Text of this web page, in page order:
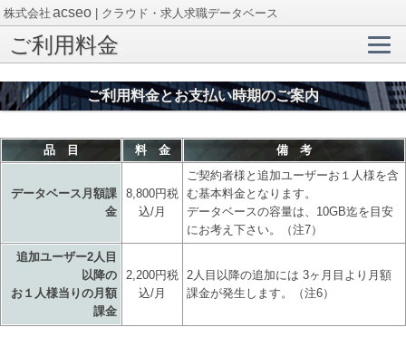
ご利用料金
ご利用料金とお支払い時期のご案内
品 目 料 金 備 考
データベース月額課
金
8,800円税
込/月
ご契約者様と追加ユーザーお１人様を含
む基本料金となります。
データベースの容量は、10GB迄を目安
にお考え下さい。（注7）
追加ユーザー2人目
以降の
お１人様当りの月額
課金
2,200円税
込/月
2人目以降の追加には 3ヶ月目より月額
課金が発生します。（注6）
株式会社 acseo | クラウド・求人求職データベース